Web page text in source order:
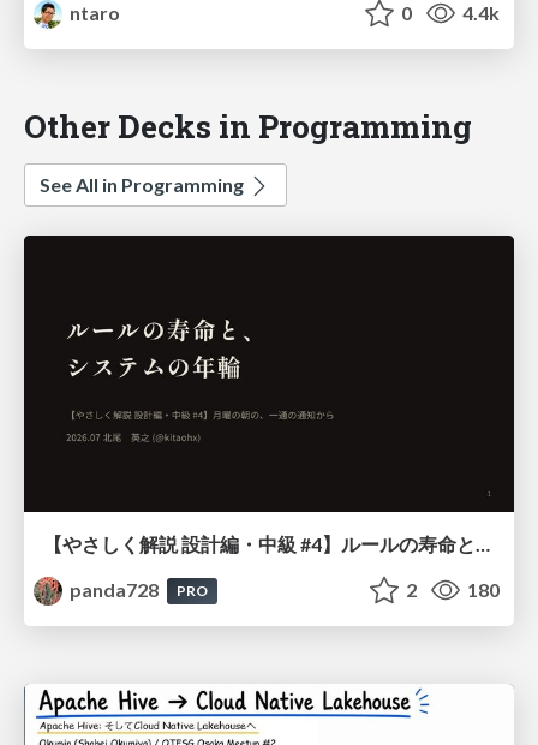
ntaro
0 4.4k
Other Decks in Programming
See All in Programming
panda728
PRO 2 180